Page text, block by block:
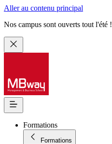
Aller au contenu principal
Nos campus sont ouverts tout l'été !
Formations
Formations